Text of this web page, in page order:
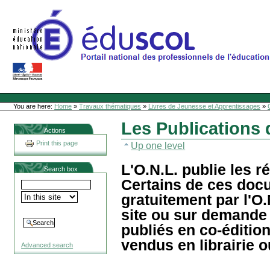
Site Web de l'ONL
Sections
Personal
toolsYou are here: Home » Travaux thématiques » Livres de Jeunesse et Apprentissages »
Actions
Print this page
Search box
Advanced search
Les Publications
Up one level
L'O.N.L. publie les
Certains de ces
gratuitement par
site ou sur
publiés en co-
vendus en librairie